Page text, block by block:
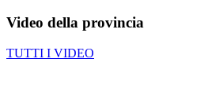
Video della provincia
TUTTI I VIDEO